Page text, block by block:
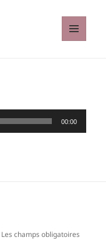
00:00
Les champs obligatoires